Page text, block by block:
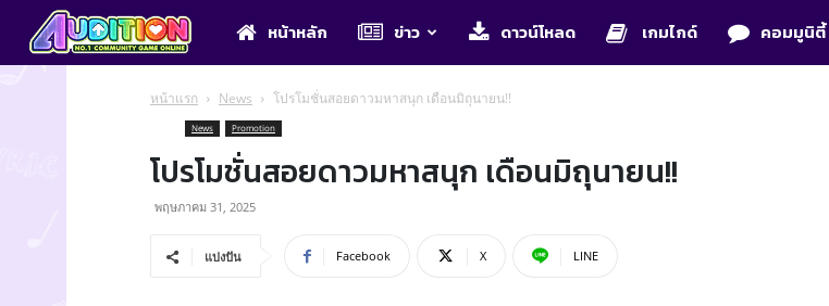
Auditionหน้าหลัก ข่าว ดาวน์โหลด เกมไกด์ คอมมูนิตี้
หน้าแรก News โปรโมชั่นสอยดาวมหาสนุก เดือนมิถุนายน!!
News Promotion
โปรโมชั่นสอยดาวมหาสนุก เดือนมิถุนายน!!
พฤษภาคม 31, 2025
แบ่งปัน Facebook X LINE